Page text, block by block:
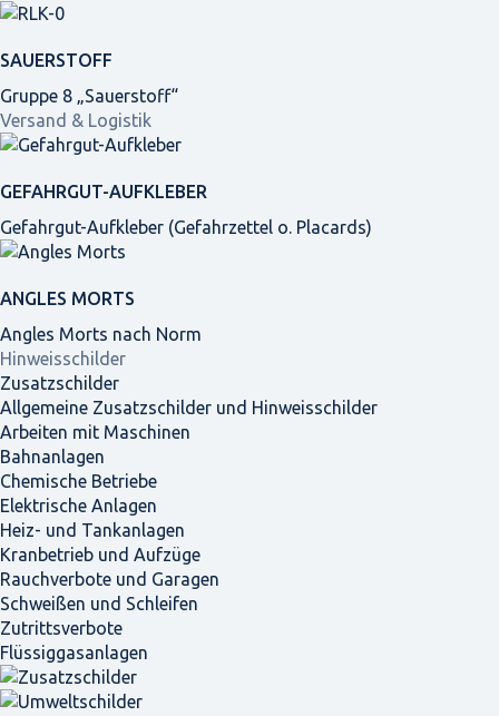
SAUERSTOFF
Gruppe 8 „Sauerstoff“
Versand & Logistik
GEFAHRGUT-AUFKLEBER
Gefahrgut-Aufkleber (Gefahrzettel o. Placards)
ANGLES MORTS
Angles Morts nach Norm
Hinweisschilder
Zusatzschilder
Allgemeine Zusatzschilder und Hinweisschilder
Arbeiten mit Maschinen
Bahnanlagen
Chemische Betriebe
Elektrische Anlagen
Heiz- und Tankanlagen
Kranbetrieb und Aufzüge
Rauchverbote und Garagen
Schweißen und Schleifen
Zutrittsverbote
Flüssiggasanlagen